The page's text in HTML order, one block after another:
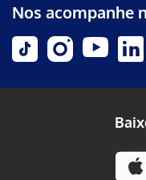
Nos acompanhe